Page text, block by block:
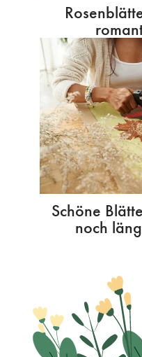
Schöne
noch